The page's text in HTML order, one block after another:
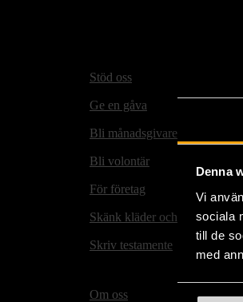
Denna
Vi
sociala
till de
med
Stöd oss
Ge en gåva
Bli månadsgivare
Bli volontär
För företag
Skänk kläder och prylar
Skriv testamente
Om oss